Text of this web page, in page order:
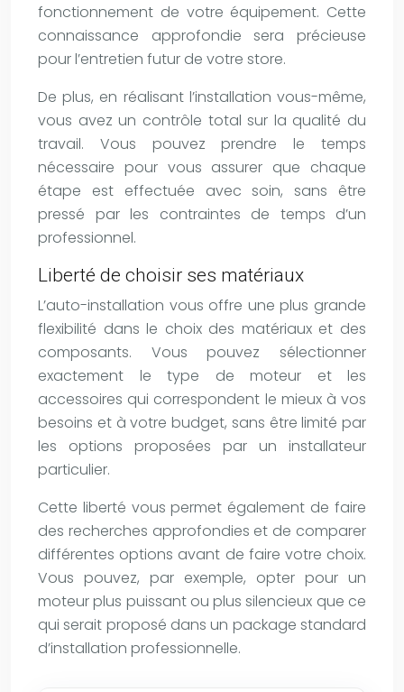
fonctionnement de votre équipement. Cette
connaissance approfondie sera précieuse
pour l’entretien futur de votre store.
De plus, en réalisant l’installation vous-même,
vous avez un contrôle total sur la qualité du
travail. Vous pouvez prendre le temps
nécessaire pour vous assurer que chaque
étape est effectuée avec soin, sans être
pressé par les contraintes de temps d’un
professionnel.
Liberté de choisir ses matériaux
L’auto-installation vous offre une plus grande
flexibilité dans le choix des matériaux et des
composants. Vous pouvez sélectionner
exactement le type de moteur et les
accessoires qui correspondent le mieux à vos
besoins et à votre budget, sans être limité par
les options proposées par un installateur
particulier.
Cette liberté vous permet également de faire
des recherches approfondies et de comparer
différentes options avant de faire votre choix.
Vous pouvez, par exemple, opter pour un
moteur plus puissant ou plus silencieux que ce
qui serait proposé dans un package standard
d’installation professionnelle.